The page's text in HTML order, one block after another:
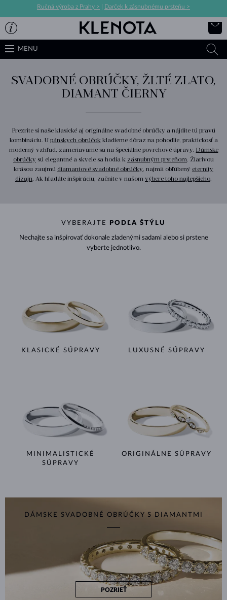
Ručná výroba z Prahy > Darček k zásnubnému prsteňu >
MENU
SVADOBNÉ OBRÚČKY, ŽLTÉ ZLATO,
DIAMANT ČIERNY
Prezrite si naše klasické aj originálne svadobné obrúčky a nájdite tú pravú
kombináciu. U pánskych obrúčokkladieme dôraz na pohodlie, praktickosť a
moderný vzhľad, zameriavame sa na špeciálne povrchové úpravy. Dámske
obrúčky sú elegantné a skvele sa hodia k zásnubným prsteňom. Žiarivou
krásou zaujmú diamantové svadobné obrúčky, najmä obľúbený eternity
dizajn. Ak hľadáte inšpiráciu, začnite v našom výbere toho najlepšieho.
VYBERAJTE PODĽA ŠTÝLU
Nechajte sa inšpirovať dokonale zladenými sadami alebo si prstene
vyberte jednotlivo.
KLASICKÉ SÚPRAVY LUXUSNÉ SÚPRAVY
MINIMALISTICKÉ
SÚPRAVY
ORIGINÁLNE SÚPRAVY
DÁMSKE SVADOBNÉ OBRÚČKY S DIAMANTMI
POZRIEŤ